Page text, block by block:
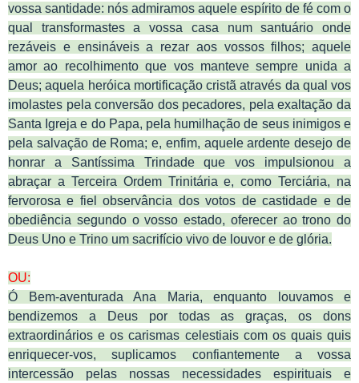
vossa santidade: nós admiramos aquele espírito de fé com o
qual transformastes a vossa casa num santuário onde
rezáveis e ensináveis a rezar aos vossos filhos; aquele
amor ao recolhimento que vos manteve sempre unida a
Deus; aquela heróica mortificação cristã através da qual vos
imolastes pela conversão dos pecadores, pela exaltação da
Santa Igreja e do Papa, pela humilhação de seus inimigos e
pela salvação de Roma; e, enfim, aquele ardente desejo de
honrar a Santíssima Trindade que vos impulsionou a
abraçar a Terceira Ordem Trinitária e, como Terciária, na
fervorosa e fiel observância dos votos de castidade e de
obediência segundo o vosso estado, oferecer ao trono do
Deus Uno e Trino um sacrifício vivo de louvor e de glória.
OU:
Ó Bem-aventurada Ana Maria, enquanto louvamos e
bendizemos a Deus por todas as graças, os dons
extraordinários e os carismas celestiais com os quais quis
enriquecer-vos, suplicamos confiantemente a vossa
intercessão pelas nossas necessidades espirituais e